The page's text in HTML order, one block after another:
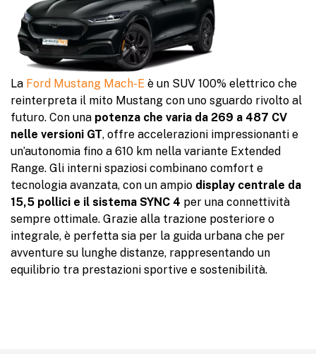
La Ford Mustang Mach-E è un SUV 100% elettrico che
reinterpreta il mito Mustang con uno sguardo rivolto al
futuro. Con una potenza che varia da 269 a 487 CV
nelle versioni GT, offre accelerazioni impressionanti e
un’autonomia fino a 610 km nella variante Extended
Range. Gli interni spaziosi combinano comfort e
tecnologia avanzata, con un ampio display centrale da
15,5 pollici e il sistema SYNC 4 per una connettività
sempre ottimale. Grazie alla trazione posteriore o
integrale, è perfetta sia per la guida urbana che per
avventure su lunghe distanze, rappresentando un
equilibrio tra prestazioni sportive e sostenibilità.